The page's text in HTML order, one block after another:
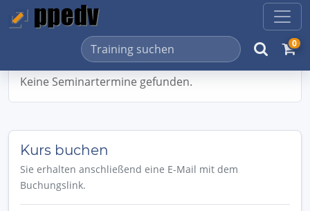
0
Keine Seminartermine gefunden.
Kurs buchen
Sie erhalten anschließend eine E-Mail mit dem
Buchungslink.